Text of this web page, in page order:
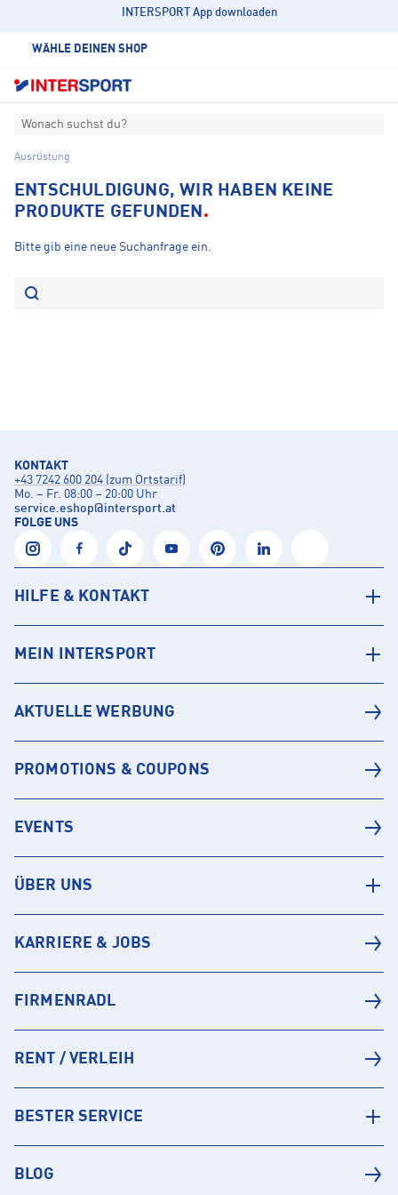
INTERSPORT App downloaden
WÄHLE DEINEN SHOP
Wonach suchst du?
Ausrüstung
ENTSCHULDIGUNG, WIR HABEN KEINE
PRODUKTE GEFUNDEN
Bitte gib eine neue Suchanfrage ein.
KONTAKT
+43 7242 600 204 (zum Ortstarif)
Mo. – Fr. 08:00 – 20:00 Uhr
service.eshop@intersport.at
FOLGE UNS
HILFE & KONTAKT
MEIN INTERSPORT
AKTUELLE WERBUNG
PROMOTIONS & COUPONS
EVENTS
ÜBER UNS
KARRIERE & JOBS
FIRMENRADL
RENT / VERLEIH
BESTER SERVICE
BLOG